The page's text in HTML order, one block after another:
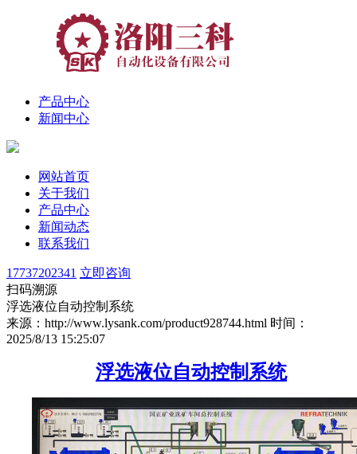
产品中心
新闻中心
网站首页
关于我们
产品中心
新闻动态
联系我们
17737202341 立即咨询
扫码溯源
浮选液位自动控制系统
来源：http://www.lysank.com/product928744.html 时间：
2025/8/13 15:25:07
浮选液位自动控制系统